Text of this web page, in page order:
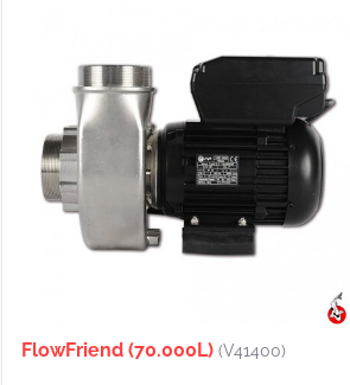
FlowFriend (70.000L) (V41400)